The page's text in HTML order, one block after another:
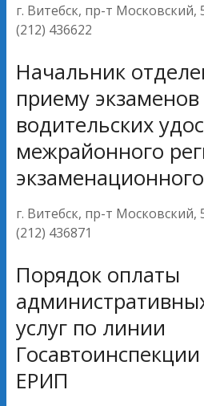
г. Витебск, пр-т Московский,
(212) 436622
Начальник
приему
водительских
межрайонного
г. Витебск, пр-т Московский,
(212) 436871
Порядок оплаты
услуг по линии
ЕРИП